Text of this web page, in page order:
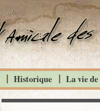
Historique La vie